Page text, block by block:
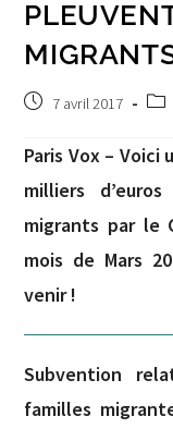
Post7 avril 2017
Paris Vox –
milliers
migrants par le
mois de Mars
venir !
Subvention
familles